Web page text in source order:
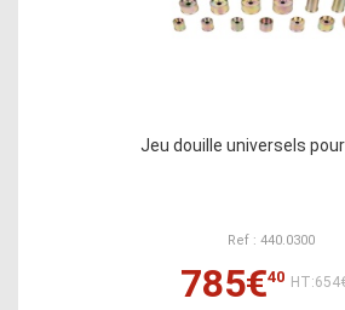
Jeu douille universels
Ref : 440.0300
785€40